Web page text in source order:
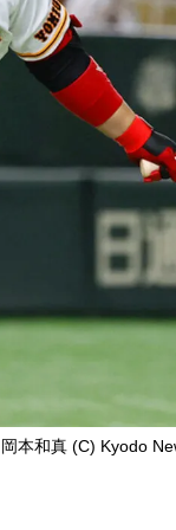
本和真 (C) Kyodo